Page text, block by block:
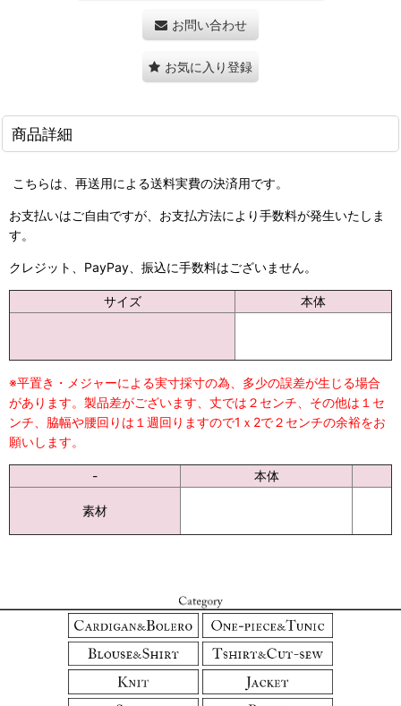
お問い合わせ
お気に入り登録
商品詳細
こちらは、再送用による送料実費の決済用です。
お支払いはご自由ですが、お支払方法により手数料が発生いたしま
す。
クレジット、PayPay、振込に手数料はございません。
サイズ 本体
※平置き・メジャーによる実寸採寸の為、多少の誤差が生じる場合
があります。製品差がございます、丈では２センチ、その他は１セ
ンチ、脇幅や腰回りは１週回りますので1ｘ2で２センチの余裕をお
願いします。
- 本体
素材